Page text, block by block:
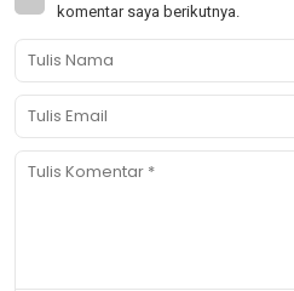
komentar saya berikutnya.